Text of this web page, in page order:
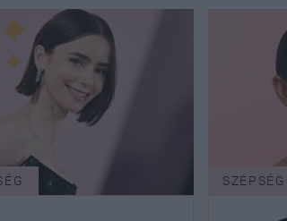
SZÉPSÉG